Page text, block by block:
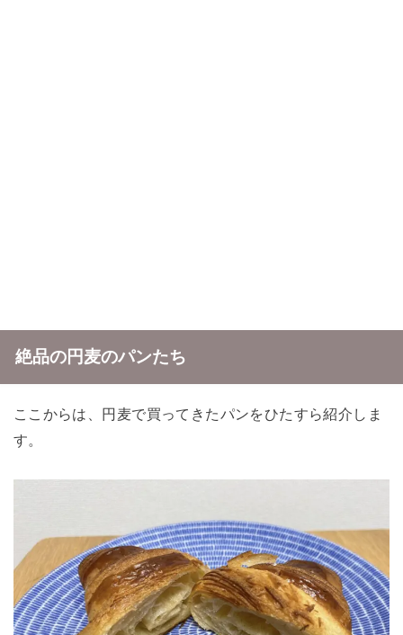
絶品の円麦のパンたち
ここからは、円麦で買ってきたパンをひたすら紹介しま
す。